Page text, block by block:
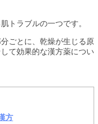
トラブルの一つです。
ごとに、乾燥が生じる原
て効果的な漢方薬につい
方